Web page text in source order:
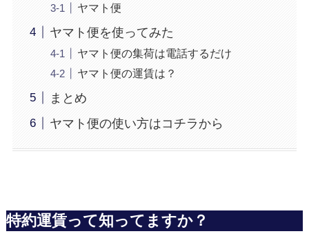
ヤマト便
ヤマト便を使ってみた
ヤマト便の集荷は電話するだけ
ヤマト便の運賃は？
まとめ
ヤマト便の使い方はコチラから
特約運賃って知ってますか？